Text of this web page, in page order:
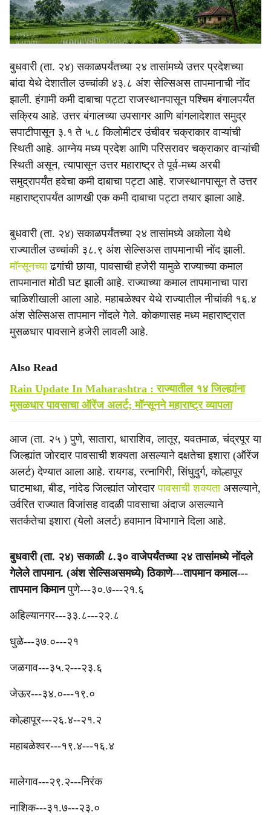
पावसाची शक्यता असल्याने सतर्कतेचा इशारा (येलो अलर्ट) हवामान
विभागाने दिला आहे.
बुधवारी (ता. २४) सकाळपर्यंतच्या २४ तासांमध्ये उत्तर प्रदेशच्या
बांदा येथे देशातील उच्चांकी ४३.८ अंश सेल्सिअस तापमानाची नोंद
झाली. हंगामी कमी दाबाचा पट्टा राजस्थानपासून पश्चिम बंगालपर्यंत
सक्रिय आहे. उत्तर बंगालच्या उपसागर आणि बांगलादेशात समुद्र
सपाटीपासून ३.१ ते ५.८ किलोमीटर उंचीवर चक्राकार वाऱ्यांची
स्थिती आहे. आग्नेय मध्य प्रदेश आणि परिसरावर चक्राकार वाऱ्यांची
स्थिती असून, त्यापासून उत्तर महाराष्ट्र ते पूर्व-मध्य अरबी
समुद्रापर्यंत हवेचा कमी दाबाचा पट्टा आहे. राजस्थानपासून ते उत्तर
महाराष्ट्रापर्यंत आणखी एक कमी दाबाचा पट्टा तयार झाला आहे.
बुधवारी (ता. २४) सकाळपर्यंतच्या २४ तासांमध्ये अकोला येथे
राज्यातील उच्चांकी ३८.९ अंश सेल्सिअस तापमानाची नोंद झाली.
मॉन्सूनच्याढगांची छाया, पावसाची हजेरी यामुळे राज्याच्या कमाल
तापमानात मोठी घट झाली आहे. राज्याच्या कमाल तापमानाचा पारा
चाळिशीखाली आला आहे. महाबळेश्वर येथे राज्यातील नीचांकी १६.४
अंश सेल्सिअस तापमान नोंदले गेले. कोकणासह मध्य महाराष्ट्रात
मुसळधार पावसाने हजेरी लावली आहे.
Also Read
Rain Update In Maharashtra : राज्यातील १४ जिल्ह्यांना
मुसळधार पावसाचा ऑरेंज अलर्ट; मॉन्सूनने महाराष्ट्र व्यापला
आज (ता. २५ ) पुणे, सातारा, धाराशिव, लातूर, यवतमाळ, चंद्रपूर या
जिल्ह्यांत जोरदार पावसाची शक्यता असल्याने दक्षतेचा इशारा (ऑरेंज
अलर्ट) देण्यात आला आहे. रायगड, रत्नागिरी, सिंधुदुर्ग, कोल्हापूर
घाटमाथा, बीड, नांदेड जिल्ह्यांत जोरदारपावसाची शक्यताअसल्याने,
उर्वरित राज्यात विजांसह वादळी पावसाचा अंदाज असल्याने
सतर्कतेचा इशारा (येलो अलर्ट) हवामान विभागाने दिला आहे.
बुधवारी (ता. २४) सकाळी ८.३० वाजेपर्यंतच्या २४ तासांमध्ये नोंदले
गेलेले तापमान. (अंश सेल्सिअसमध्ये) ‎ठिकाणे---तापमान कमाल---
तापमान किमानपुणे---३०.७---२१.६
अहिल्यानगर---३३.८---२२.८
धुळे---३७.०---२१
जळगाव---३५.२---२३.६
जेऊर---३४.०---१९.०
‎‎कोल्हापूर---२६.४--२१.२
‎महाबळेश्वर---१९.४---१६.४
मालेगाव---२९.२---निरंक
‎‎नाशिक---३१.७---२३.०